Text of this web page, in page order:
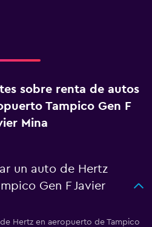
sobre renta de autos
Tampico Gen F
Mina
un auto de Hertz
Gen F Javier
Hertz en aeropuerto de Tampico